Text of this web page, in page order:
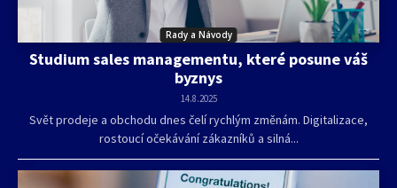
Rady a Návody
Studium sales managementu, které posune váš
byznys
14.8.2025
Svět prodeje a obchodu dnes čelí rychlým změnám. Digitalizace,
rostoucí očekávání zákazníků a silná...